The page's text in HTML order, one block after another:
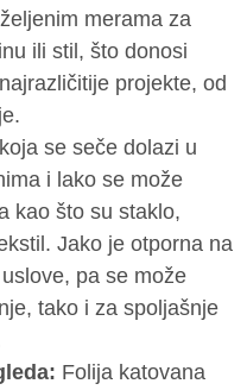
merama za
ili stil, što donosi
projekte, od
se seče dolazi u
i lako se može
kao što su staklo,
Jako je otporna na
pa se može
tako i za spoljašnje
Folija katovana